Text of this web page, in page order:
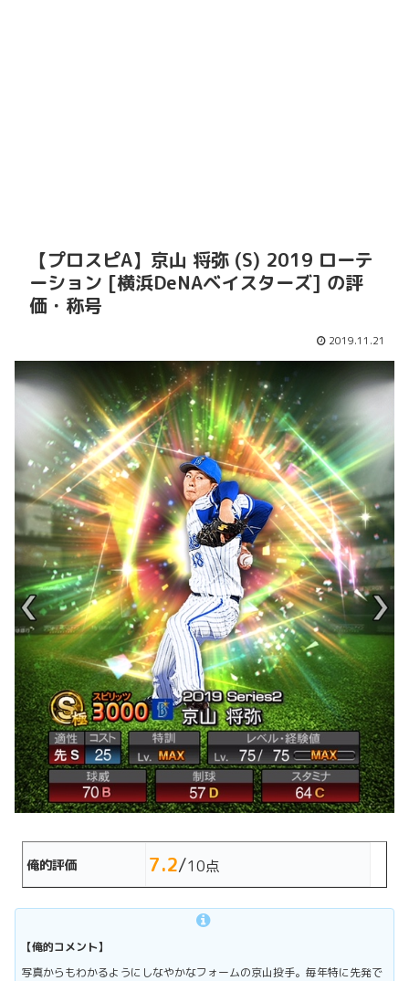
【プロスピA】京山 将弥 (S) 2019 ローテ
ーション [横浜DeNAベイスターズ] の評
価・称号
2019.11.21
俺的評価 7.2/10点
【俺的コメント】
写真からもわかるようにしなやかなフォームの京山投手。毎年特に先発で